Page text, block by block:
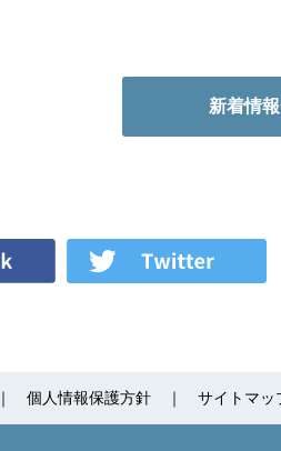
新着情
個人情報保護方針 サイトマッ